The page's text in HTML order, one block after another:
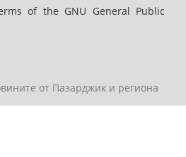
of the GNU General Public
от Пазарджик и региона